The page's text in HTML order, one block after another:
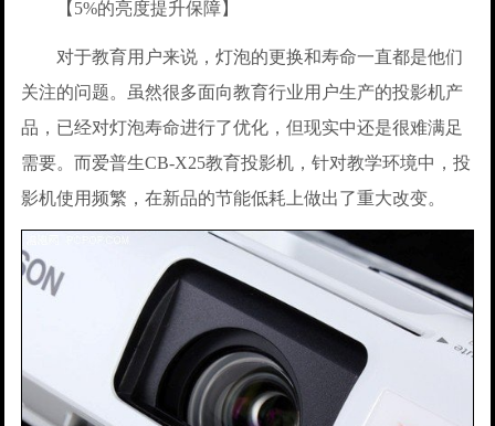
【5%的亮度提升保障】
对于教育用户来说，灯泡的更换和寿命一直都是他们
关注的问题。虽然很多面向教育行业用户生产的投影机产
品，已经对灯泡寿命进行了优化，但现实中还是很难满足
需要。而爱普生CB-X25教育投影机，针对教学环境中，投
影机使用频繁，在新品的节能低耗上做出了重大改变。